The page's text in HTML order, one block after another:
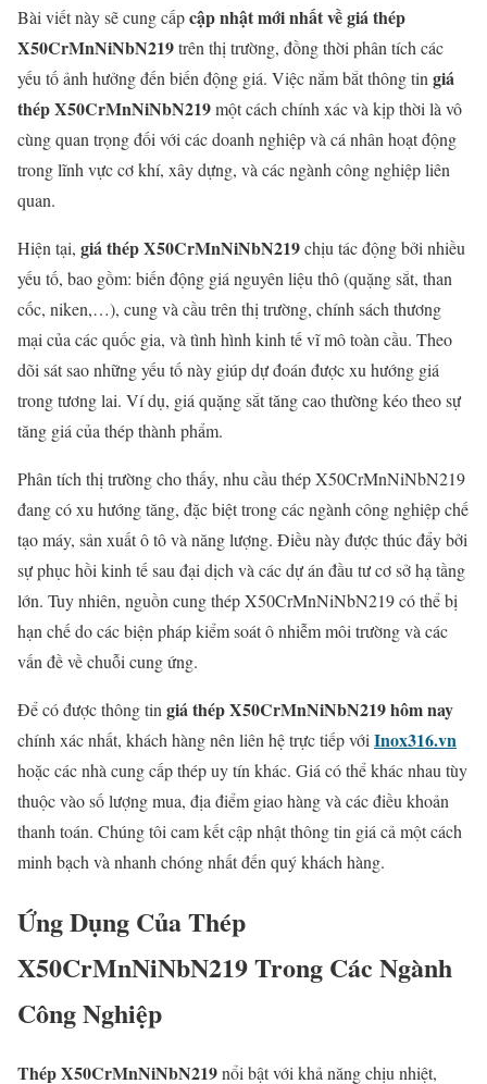
Bài viết này sẽ cung cấpcập nhật mới nhất về giá thép
X50CrMnNiNbN219trên thị trường, đồng thời phân tích các
yếu tố ảnh hưởng đến biến động giá. Việc nắm bắt thông tin giá
thép X50CrMnNiNbN219một cách chính xác và kịp thời là vô
cùng quan trọng đối với các doanh nghiệp và cá nhân hoạt động
trong lĩnh vực cơ khí, xây dựng, và các ngành công nghiệp liên
quan.
Hiện tại, giá thép X50CrMnNiNbN219chịu tác động bởi nhiều
yếu tố, bao gồm: biến động giá nguyên liệu thô (quặng sắt, than
cốc, niken,…), cung và cầu trên thị trường, chính sách thương
mại của các quốc gia, và tình hình kinh tế vĩ mô toàn cầu. Theo
dõi sát sao những yếu tố này giúp dự đoán được xu hướng giá
trong tương lai. Ví dụ, giá quặng sắt tăng cao thường kéo theo sự
tăng giá của thép thành phẩm.
Phân tích thị trường cho thấy, nhu cầu thép X50CrMnNiNbN219
đang có xu hướng tăng, đặc biệt trong các ngành công nghiệp chế
tạo máy, sản xuất ô tô và năng lượng. Điều này được thúc đẩy bởi
sự phục hồi kinh tế sau đại dịch và các dự án đầu tư cơ sở hạ tầng
lớn. Tuy nhiên, nguồn cung thép X50CrMnNiNbN219 có thể bị
hạn chế do các biện pháp kiểm soát ô nhiễm môi trường và các
vấn đề về chuỗi cung ứng.
Để có được thông tin giá thép X50CrMnNiNbN219 hôm nay
chính xác nhất, khách hàng nên liên hệ trực tiếp với Inox316.vn
hoặc các nhà cung cấp thép uy tín khác. Giá có thể khác nhau tùy
thuộc vào số lượng mua, địa điểm giao hàng và các điều khoản
thanh toán. Chúng tôi cam kết cập nhật thông tin giá cả một cách
minh bạch và nhanh chóng nhất đến quý khách hàng.
Ứng Dụng Của Thép
X50CrMnNiNbN219 Trong Các Ngành
Công Nghiệp
Thép X50CrMnNiNbN219nổi bật với khả năng chịu nhiệt,